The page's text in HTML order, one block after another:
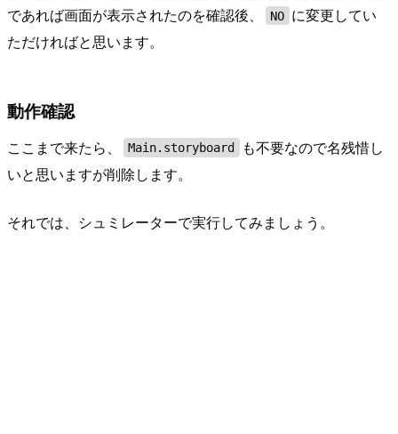
であれば画面が表示されたのを確認後、
NO に変更してい
ただければと思います。
動作確認
ここまで来たら、 Main.storyboard
も不要なので名残惜し
いと思いますが削除します。
それでは、シュミレーターで実行してみましょう。